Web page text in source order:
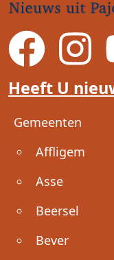
Heeft U
Voet
Gemeenten
Affligem
Asse
Beersel
Bever